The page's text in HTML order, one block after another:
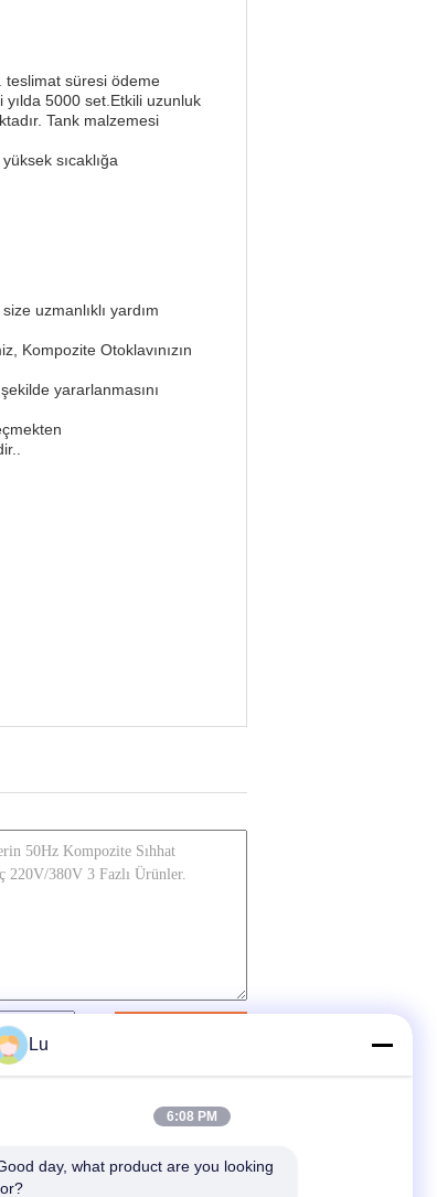
teslimat süresi ödeme
5000 set.Etkili uzunluk
Tank malzemesi
sıcaklığa
uzmanlıklı yardım
Kompozite Otoklavınızın
yararlanmasını
Lu
6:08 PM
day, what product are you looking